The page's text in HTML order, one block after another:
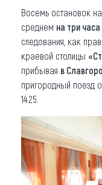
Восемь остановок
среднем на три
следования, как
краевой столицы
прибывая в
пригородный поезд
14.25.